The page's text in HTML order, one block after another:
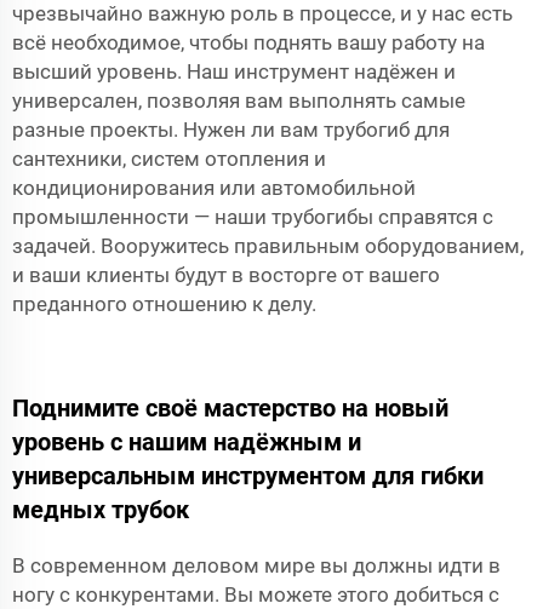
чрезвычайно важную роль в процессе, и у нас есть
всё необходимое, чтобы поднять вашу работу на
высший уровень. Наш инструмент надёжен и
универсален, позволяя вам выполнять самые
разные проекты. Нужен ли вам трубогиб для
сантехники, систем отопления и
кондиционирования или автомобильной
промышленности — наши трубогибы справятся с
задачей. Вооружитесь правильным оборудованием,
и ваши клиенты будут в восторге от вашего
преданного отношению к делу.
Поднимите своё мастерство на новый
уровень с нашим надёжным и
универсальным инструментом для гибки
медных трубок
В современном деловом мире вы должны идти в
ногу с конкурентами. Вы можете этого добиться с